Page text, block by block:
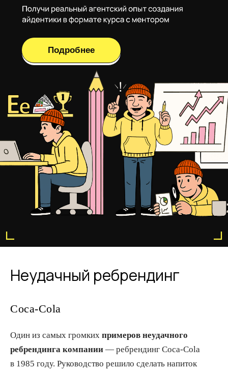
Неудачный ребрендинг
Coca-Cola
Один из самых громких примеров неудачного
ребрендинга компании — ребрендинг Coca-Cola
в 1985 году. Руководство решило сделать напиток
Подробнее